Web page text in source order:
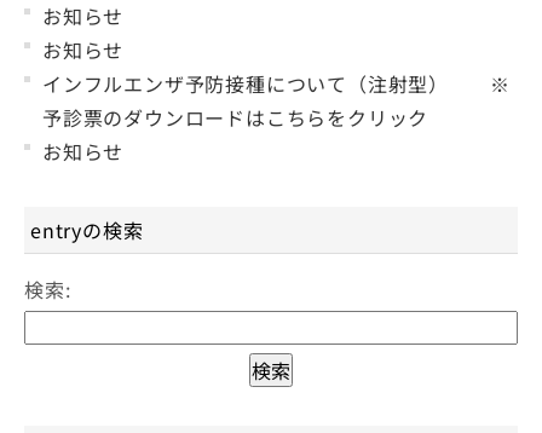
お知らせ
お知らせ
インフルエンザ予防接種について（注射型） ※
予診票のダウンロードはこちらをクリック
お知らせ
entryの検索
検索: